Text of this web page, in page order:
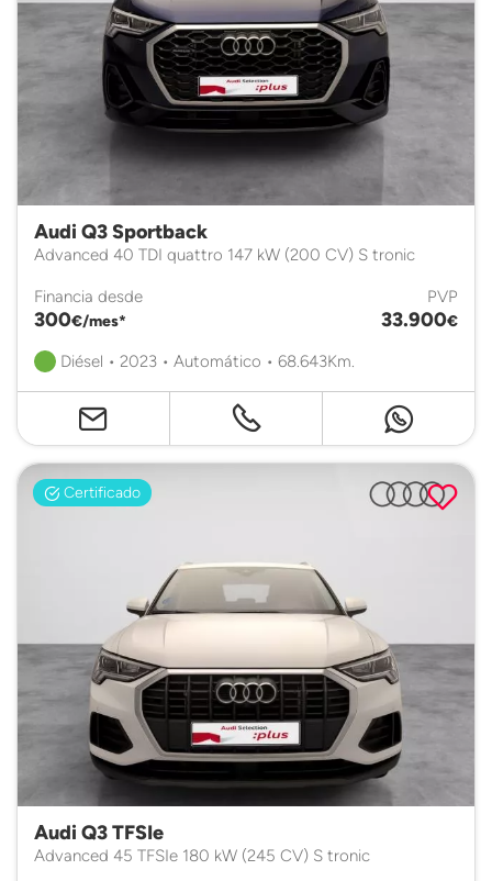
Audi Q3 Sportback
Advanced 40 TDI quattro 147 kW (200 CV) S tronic
Financia desde
300€/mes*
PVP
33.900€
Diésel • 2023 • Automático • 68.643Km.
Certificado
Audi Q3 TFSIe
Advanced 45 TFSIe 180 kW (245 CV) S tronic